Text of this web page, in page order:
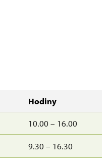
Hodiny
10.00 – 16.00
9.30 – 16.30